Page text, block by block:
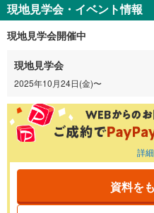
現地見学会・イベント情報
現地見学会開催中
現地見学会
2025年10月24日(金)〜
詳
資料を